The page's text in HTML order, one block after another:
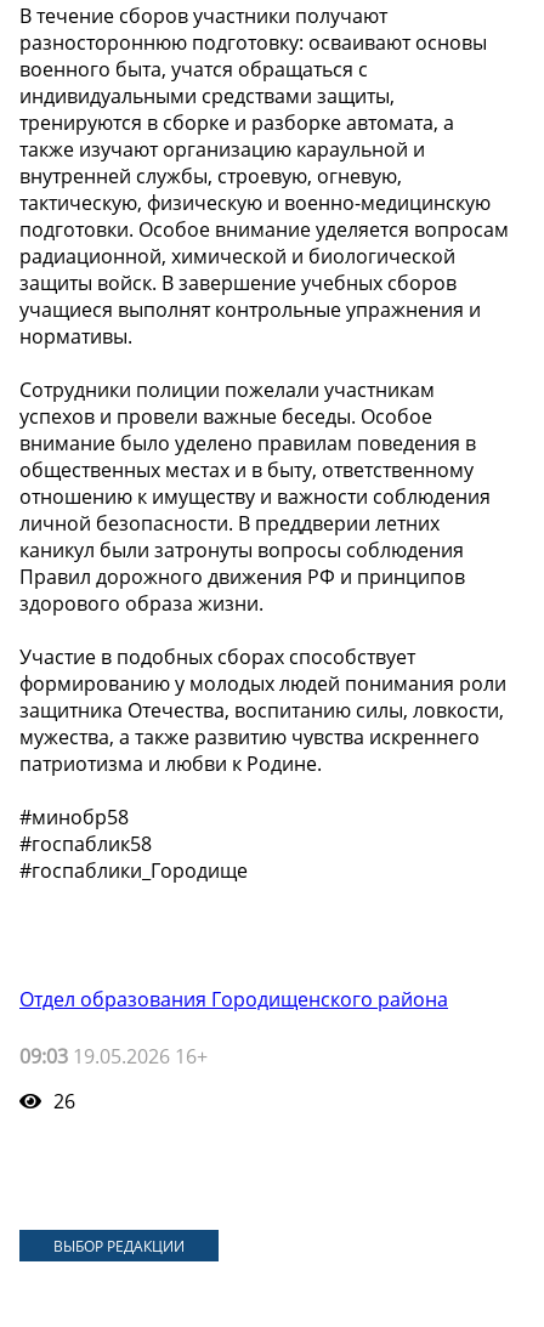
В течение сборов участники получают
разностороннюю подготовку: осваивают основы
военного быта, учатся обращаться с
индивидуальными средствами защиты,
тренируются в сборке и разборке автомата, а
также изучают организацию караульной и
внутренней службы, строевую, огневую,
тактическую, физическую и военно-медицинскую
подготовки. Особое внимание уделяется вопросам
радиационной, химической и биологической
защиты войск. В завершение учебных сборов
учащиеся выполнят контрольные упражнения и
нормативы.
Сотрудники полиции пожелали участникам
успехов и провели важные беседы. Особое
внимание было уделено правилам поведения в
общественных местах и в быту, ответственному
отношению к имуществу и важности соблюдения
личной безопасности. В преддверии летних
каникул были затронуты вопросы соблюдения
Правил дорожного движения РФ и принципов
здорового образа жизни.
Участие в подобных сборах способствует
формированию у молодых людей понимания роли
защитника Отечества, воспитанию силы, ловкости,
мужества, а также развитию чувства искреннего
патриотизма и любви к Родине.
#минобр58
#госпаблик58
#госпаблики_Городище
Отдел образования Городищенского района
09:03 19.05.2026 16+
26
ВЫБОР РЕДАКЦИИ